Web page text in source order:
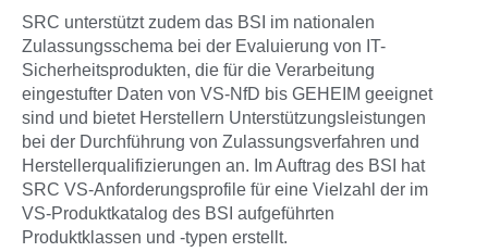
SRC unterstützt zudem das BSI im nationalen
Zulassungsschema bei der Evaluierung von IT-
Sicherheitsprodukten, die für die Verarbeitung
eingestufter Daten von VS-NfD bis GEHEIM geeignet
sind und bietet Herstellern Unterstützungsleistungen
bei der Durchführung von Zulassungsverfahren und
Herstellerqualifizierungen an. Im Auftrag des BSI hat
SRC VS-Anforderungsprofile für eine Vielzahl der im
VS-Produktkatalog des BSI aufgeführten
Produktklassen und -typen erstellt.